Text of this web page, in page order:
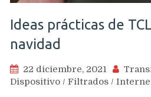
Ideas prácticas de
navidad
22 diciembre, 2021
Dispositivo / Filtrados /